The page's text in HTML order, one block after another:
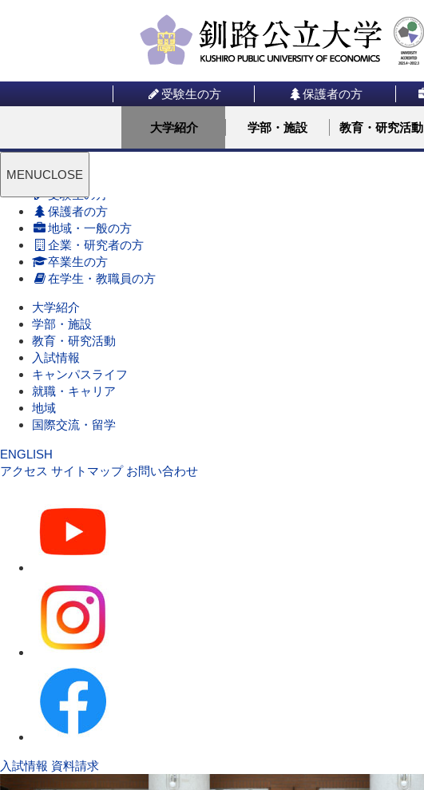
受験生の方 保護者の方
大学紹介 学部・施設 教育・研究活動
MENUCLOSE
受験生の方
保護者の方
地域・一般の方
企業・研究者の方
卒業生の方
在学生・教職員の方
大学紹介
学部・施設
教育・研究活動
入試情報
キャンパスライフ
就職・キャリア
地域
国際交流・留学
ENGLISH
アクセス サイトマップ お問い合わせ
入試情報 資料請求